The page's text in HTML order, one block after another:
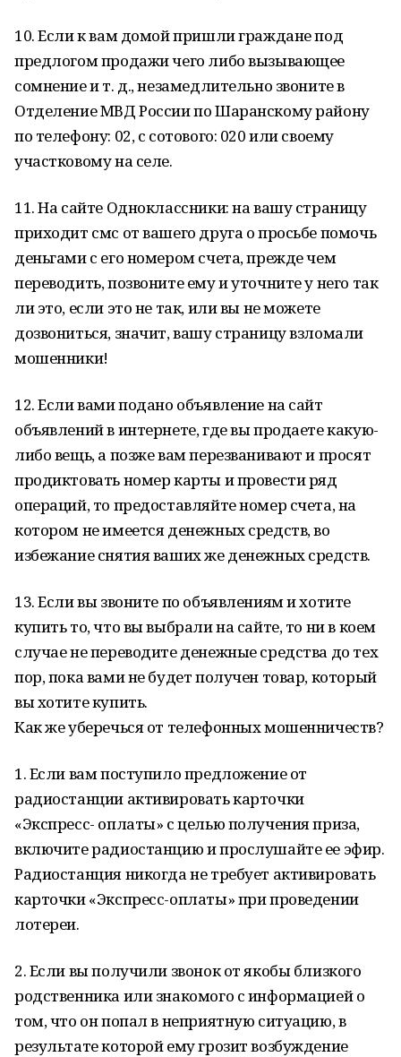
10. Если к вам домой пришли граждане под
предлогом продажи чего либо вызывающее
сомнение и т. д., незамедлительно звоните в
Отделение МВД России по Шаранскому району
по телефону: 02, с сотового: 020 или своему
участковому на селе.
11. На сайте Одноклассники: на вашу страницу
приходит смс от вашего друга о просьбе помочь
деньгами с его номером счета, прежде чем
переводить, позвоните ему и уточните у него так
ли это, если это не так, или вы не можете
дозвониться, значит, вашу страницу взломали
мошенники!
12. Если вами подано объявление на сайт
объявлений в интернете, где вы продаете какую-
либо вещь, а позже вам перезванивают и просят
продиктовать номер карты и провести ряд
операций, то предоставляйте номер счета, на
котором не имеется денежных средств, во
избежание снятия ваших же денежных средств.
13. Если вы звоните по объявлениям и хотите
купить то, что вы выбрали на сайте, то ни в коем
случае не переводите денежные средства до тех
пор, пока вами не будет получен товар, который
вы хотите купить.
Как же уберечься от телефонных мошенничеств?
1. Если вам поступило предложение от
радиостанции активировать карточки
«Экспресс- оплаты» с целью получения приза,
включите радиостанцию и прослушайте ее эфир.
Радиостанция никогда не требует активировать
карточки «Экспресс-оплаты» при проведении
лотереи.
2. Если вы получили звонок от якобы близкого
родственника или знакомого с информацией о
том, что он попал в неприятную ситуацию, в
результате которой ему грозит возбуждение